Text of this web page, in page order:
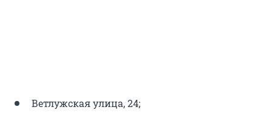
Ветлужская улица, 24;